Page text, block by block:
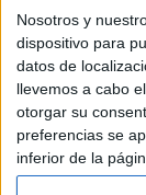
Nosotros y
dispositivo para
datos de
llevemos a cabo
otorgar su
preferencias se
inferior de la